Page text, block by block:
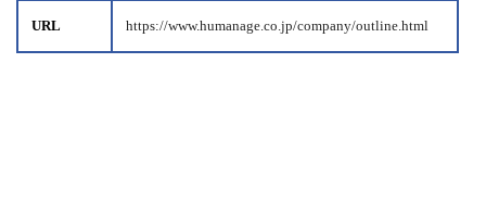
URL https://www.humanage.co.jp/company/outline.html